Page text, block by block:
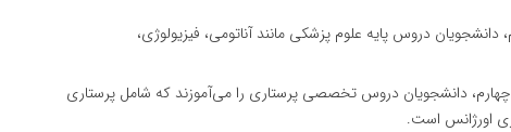
دروس پایه علوم پزشکی مانند آناتومی، فیزیولوژی،
دانشجویان دروس تخصصی پرستاری را می‌آموزند که شامل پرستاری
اورژانس است.